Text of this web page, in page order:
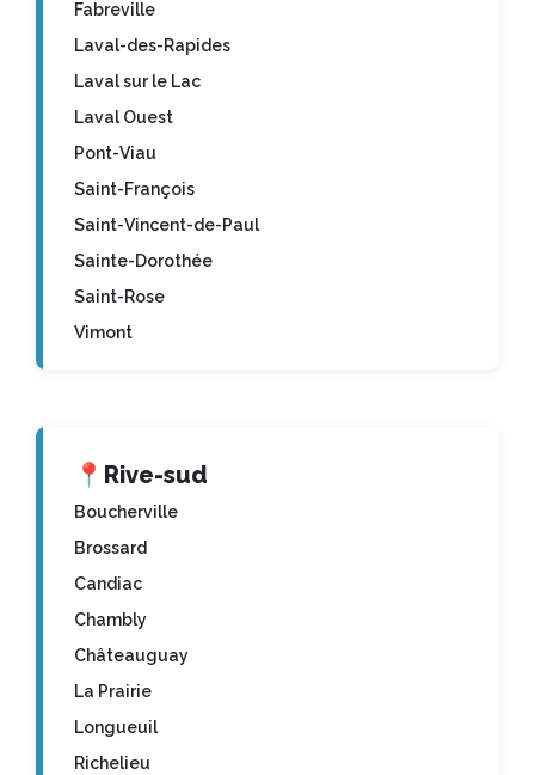
Fabreville
Laval-des-Rapides
Laval sur le Lac
Laval Ouest
Pont-Viau
Saint-François
Saint-Vincent-de-Paul
Sainte-Dorothée
Saint-Rose
Vimont
📍 Rive-sud
Boucherville
Brossard
Candiac
Chambly
Châteauguay
La Prairie
Longueuil
Richelieu